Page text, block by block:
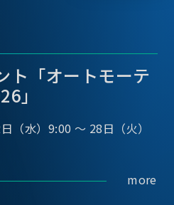
ト「オートモーテ
」
（水）9:00 ～ 28日（火）
more